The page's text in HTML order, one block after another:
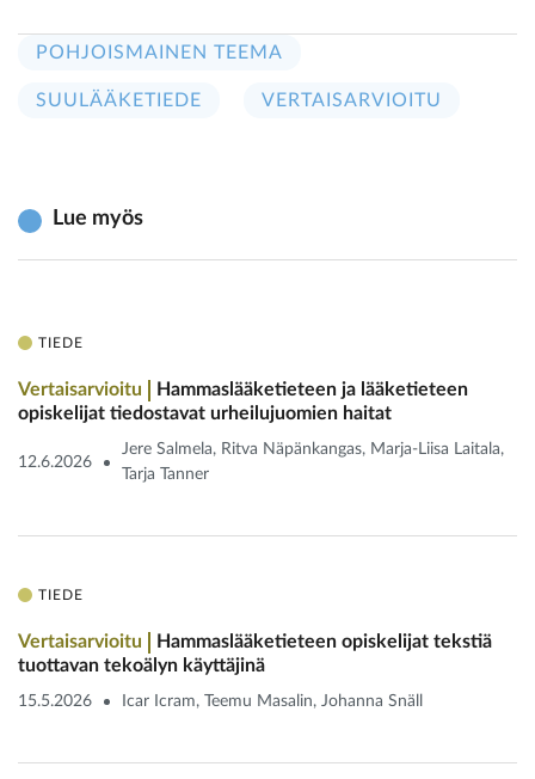
POHJOISMAINEN TEEMA
SUULÄÄKETIEDE VERTAISARVIOITU
Lue myös
TIEDE
Vertaisarvioitu
Hammaslääketieteen ja lääketieteen
opiskelijat tiedostavat urheilu­juomien haitat
12.6.2026
Jere Salmela, Ritva Näpänkangas, Marja-Liisa Laitala,
Tarja Tanner
TIEDE
Vertaisarvioitu
Hammaslääketieteen opiskelijat tekstiä
tuottavan tekoälyn käyttäjinä
15.5.2026 Icar Icram, Teemu Masalin, Johanna Snäll